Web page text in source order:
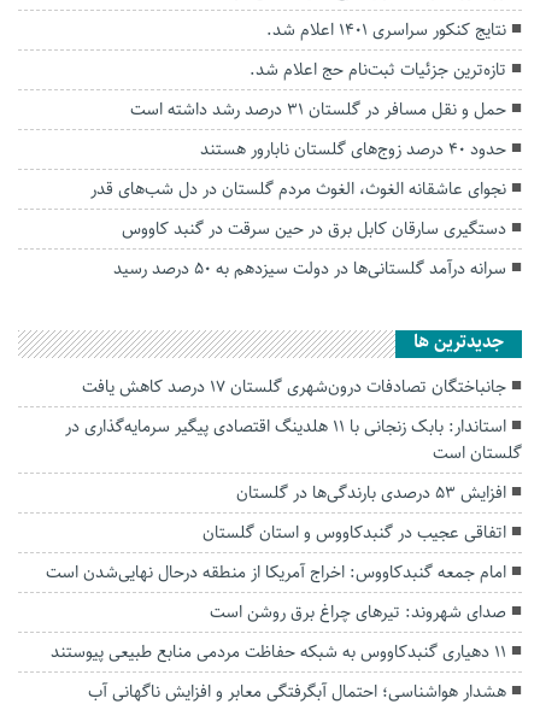
نتایج کنکور سراسری ۱۴۰۱ اعلام شد.
تازه‌ترین جزئیات ثبت‌نام حج اعلام شد.
حمل و نقل مسافر در گلستان ۳۱ درصد رشد داشته است
حدود ۴۰ درصد زوج‌های گلستان نابارور هستند
نجوای عاشقانه الغوث، الغوث مردم گلستان در دل شب‌های قدر
دستگیری سارقان کابل برق در حین سرقت در گنبد کاووس
سرانه درآمد گلستانی‌ها در دولت سیزدهم به ۵۰ درصد رسید
جديدترين ها
جانباختگان تصادفات درون‌شهری گلستان ۱۷ درصد کاهش یافت
استاندار: بابک زنجانی با ۱۱ هلدینگ اقتصادی پیگیر سرمایه‌گذاری در
گلستان است
افزایش ۵۳ درصدی بارندگی‌ها در گلستان
اتفاقی عجیب در‌ گنبدکاووس و استان گلستان
امام جمعه گنبدکاووس: اخراج آمریکا از منطقه درحال نهایی‌شدن است
صدای شهروند: تیرهای چراغ برق روشن است
۱۱ دهیاری گنبدکاووس به شبکه حفاظت مردمی منابع طبیعی پیوستند
هشدار هواشناسی؛ احتمال آبگرفتگی معابر و افزایش ناگهانی آب